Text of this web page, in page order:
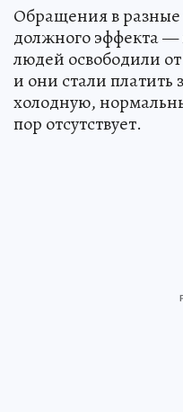
Обращения в
должного эффекта —
людей освободили
и они стали платить
холодную,
пор отсутствует.